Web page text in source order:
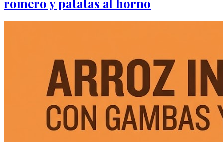
romero y patatas al horno